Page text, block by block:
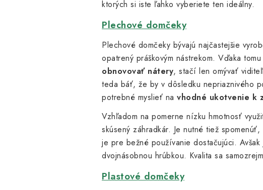
ktorých si iste ľahko vyberiete ten ideálny.
Plechové domčeky
Plechové domčeky bývajú najčastejšie
opatrený práškovým nástrekom. Vďaka
obnovovať nátery, stačí len omývať
teda báť, že by v dôsledku nepriaznivého
potrebné myslieť na vhodné ukotvenie k
Vzhľadom na pomerne nízku hmotnosť
skúsený záhradkár. Je nutné tiež
je pre bežné používanie dostačujúci.
dvojnásobnou hrúbkou. Kvalita sa
Plastové domčeky